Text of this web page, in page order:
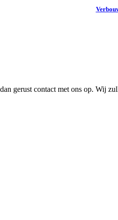
gerust contact met ons op. Wij